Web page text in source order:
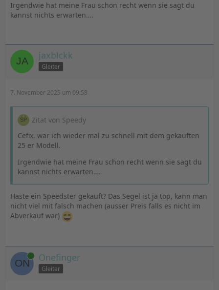
Irgendwie hat meine Frau schon recht wenn sie sagt du
kannst nichts erwarten….
jaxblckk
Gleiter
7. November 2025 um 09:58
Zitat von Speedy
Cefix, war ich wieder mal zu schnell mit dem gekauften
25 er Modell.
Irgendwie hat meine Frau schon recht wenn sie sagt du
kannst nichts erwarten….
Haste ein Speedster gekauft? Das Segel ist ja top, kann man
nicht viel mit falsch machen (ausser Preis falls es nicht im
Abverkauf war)
Online Onefinger
Gleiter